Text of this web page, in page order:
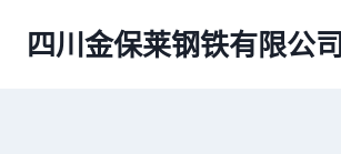
四川金保莱钢铁有限公司